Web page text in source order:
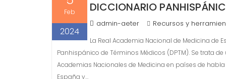
Feb
2024
DICCIONARIO
admin-aeter Recursos y
La Real Academia Nacional de Medicina de
Panhispánico de Términos Médicos (DPTM). Se trata
Academias Nacionales de Medicina en países de
España y…